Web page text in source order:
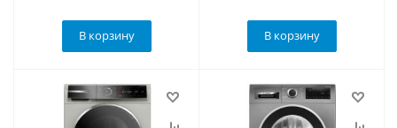
В корзину В корзину